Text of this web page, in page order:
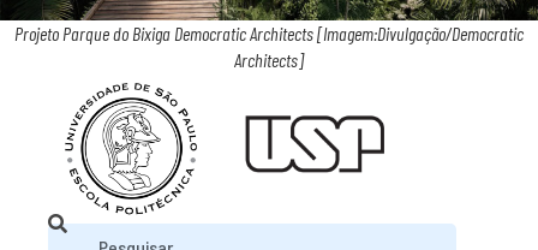
Projeto Parque do Bixiga Democratic Architects [Imagem:Divulgação/Democratic
Architects]